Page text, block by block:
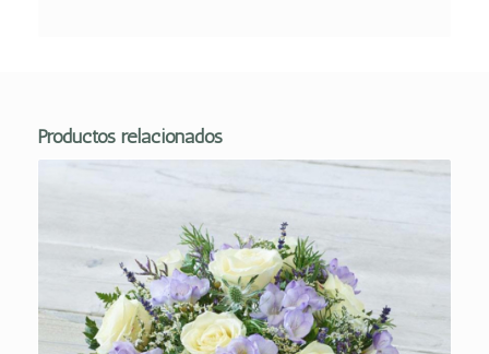
Productos relacionados